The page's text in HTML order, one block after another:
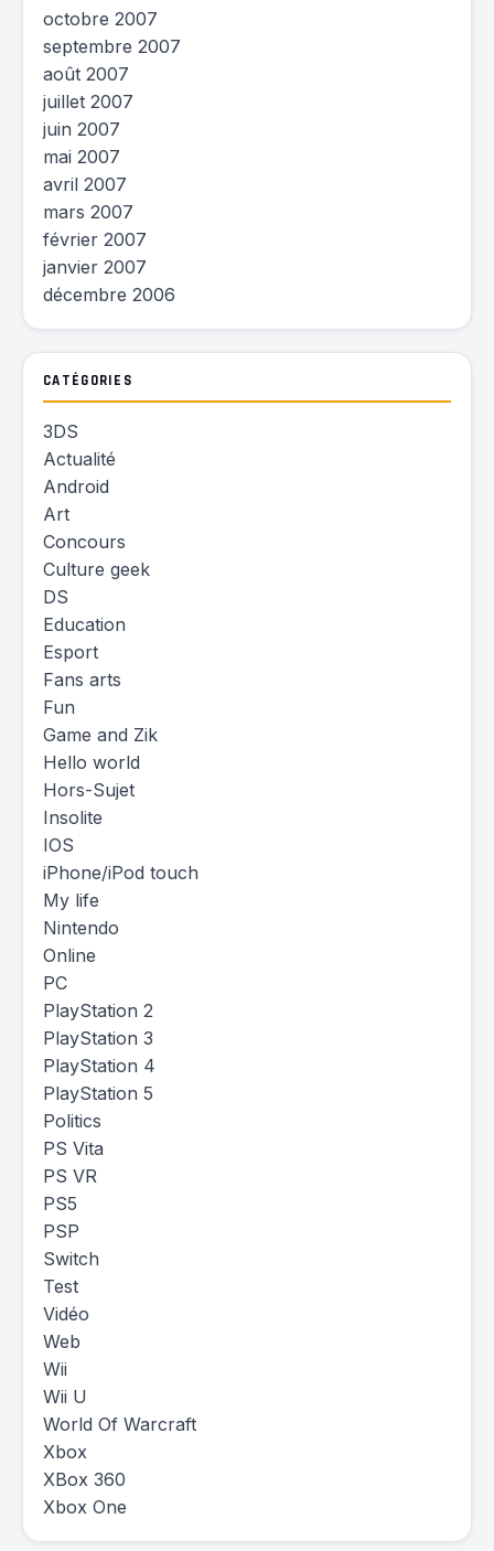
octobre 2007
septembre 2007
août 2007
juillet 2007
juin 2007
mai 2007
avril 2007
mars 2007
février 2007
janvier 2007
décembre 2006
CATÉGORIES
3DS
Actualité
Android
Art
Concours
Culture geek
DS
Education
Esport
Fans arts
Fun
Game and Zik
Hello world
Hors-Sujet
Insolite
IOS
iPhone/iPod touch
My life
Nintendo
Online
PC
PlayStation 2
PlayStation 3
PlayStation 4
PlayStation 5
Politics
PS Vita
PS VR
PS5
PSP
Switch
Test
Vidéo
Web
Wii
Wii U
World Of Warcraft
Xbox
XBox 360
Xbox One